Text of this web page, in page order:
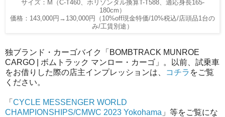
サイズ：M（C-T460、ホリゾンタル換算T-T588、適応身長165-
180cm）
価格：143,000円→130,000円（10%off現金特価/10%税込/店頭品1台の
み/工賃別途）
独ブランド・カーゴバイク「BOMBTRACK MUNROE
CARGO | ボムトラック マンロー・カーゴ」。以前、試乗車
をお借りした際の店主インプレッションは、
コチラ をご覧
ください。
「 CYCLE MESSENGER WORLD
CHAMPIONSHIPS/CMWC 2023 Yokohama 」等をご覧にな